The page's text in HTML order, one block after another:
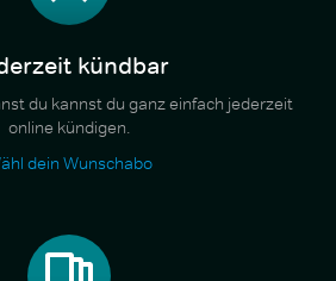
kündbar
du kannst du ganz einfach jederzeit
online kündigen.
dein Wunschabo